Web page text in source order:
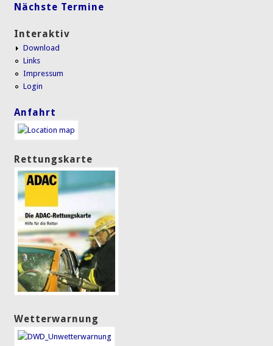
Nächste Termine
Interaktiv
Download
Links
Impressum
Login
Anfahrt
Rettungskarte
Wetterwarnung